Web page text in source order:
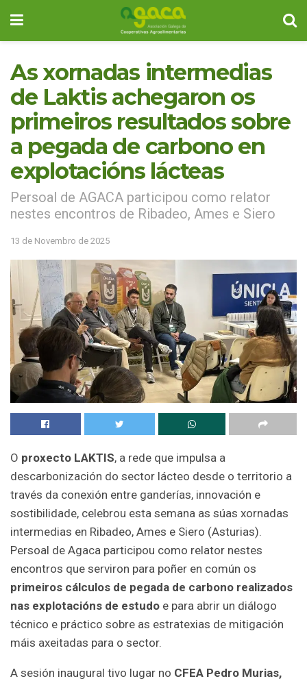
As xornadas intermedias
de Laktis achegaron os
primeiros resultados sobre
a pegada de carbono en
explotacións lácteas
Persoal de AGACA participou como relator
nestes encontros de Ribadeo, Ames e Siero
13 de Novembro de 2025
O proxecto LAKTIS, a rede que impulsa a
descarbonización do sector lácteo desde o territorio a
través da conexión entre ganderías, innovación e
sostibilidade, celebrou esta semana as súas xornadas
intermedias en Ribadeo, Ames e Siero (Asturias).
Persoal de Agaca participou como relator nestes
encontros que serviron para poñer en común os
primeiros cálculos de pegada de carbono realizados
nas explotacións de estudo e para abrir un diálogo
técnico e práctico sobre as estratexias de mitigación
máis axeitadas para o sector.
A sesión inaugural tivo lugar no CFEA Pedro Murias,